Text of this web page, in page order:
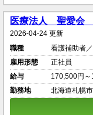
医療法人 聖愛会
2026-04-24 更新
職種
看護補助者
雇用形態
正社員
給与
170,500円～
勤務地
北海道札幌